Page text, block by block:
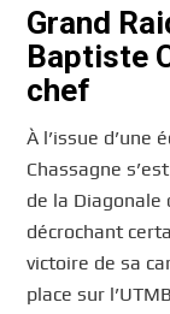
Grand
Baptiste
chef
À l’issue d’une
Chassagne
de la Diagonale
décrochant
victoire de sa
place sur